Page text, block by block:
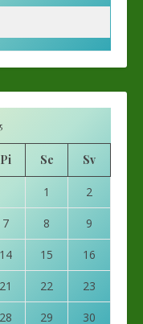
Pi Se Sv
1 2
7 8 9
14 15 16
21 22 23
28 29 30